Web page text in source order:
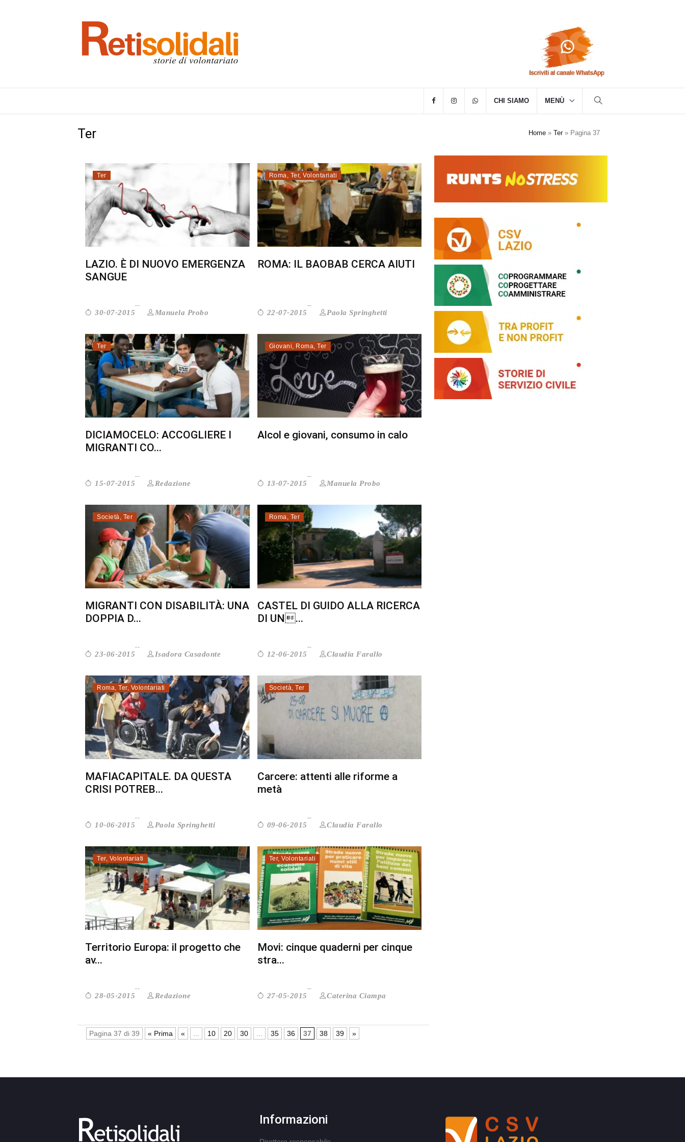
CHI SIAMO MENÙ
Ter Home » Ter» Pagina 37
Ter
LAZIO. È DI NUOVO EMERGENZA
SANGUE
30-07-2015 Manuela Probo
Roma, Ter, Volontariati
ROMA: IL BAOBAB CERCA AIUTI
22-07-2015 Paola Springhetti
Ter
DICIAMOCELO: ACCOGLIERE I
MIGRANTI CO...
15-07-2015 Redazione
Giovani, Roma, Ter
Alcol e giovani, consumo in calo
13-07-2015 Manuela Probo
Società, Ter
MIGRANTI CON DISABILITÀ: UNA
DOPPIA D...
23-06-2015 Isadora Casadonte
Roma, Ter
CASTEL DI GUIDO ALLA RICERCA
DI UN...
12-06-2015 Claudia Farallo
Roma, Ter, Volontariati
MAFIACAPITALE. DA QUESTA
CRISI POTREB...
10-06-2015 Paola Springhetti
Società, Ter
Carcere: attenti alle riforme a
metà
09-06-2015 Claudia Farallo
Ter, Volontariati
Territorio Europa: il progetto che
av...
28-05-2015 Redazione
Ter, Volontariati
Movi: cinque quaderni per cinque
stra...
27-05-2015 Caterina Ciampa
Pagina 37 di 39 « Prima « 10 20 30 35 36 37 38 39 »
Informazioni